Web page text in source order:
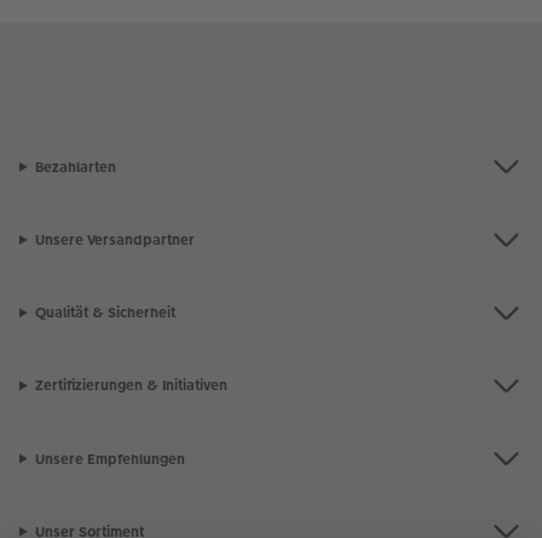
Bezahlarten
Unsere Versandpartner
Qualität & Sicherheit
Zertifizierungen & Initiativen
Unsere Empfehlungen
Unser Sortiment